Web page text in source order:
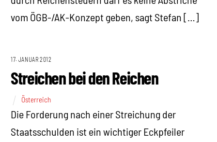
vom ÖGB-/AK-Konzept geben, sagt Stefan […]
17. JANUAR 2012
Streichen bei den Reichen
Österreich
Die Forderung nach einer Streichung der
Staatsschulden ist ein wichtiger Eckpfeiler